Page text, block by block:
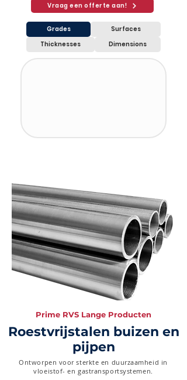
Vraag een offerte aan!
Grades
Surfaces
Thicknesses
Dimensions
Prime RVS Lange Producten
Roestvrijstalen buizen en
pijpen
Ontworpen voor sterkte en duurzaamheid in
vloeistof- en gastransportsystemen.